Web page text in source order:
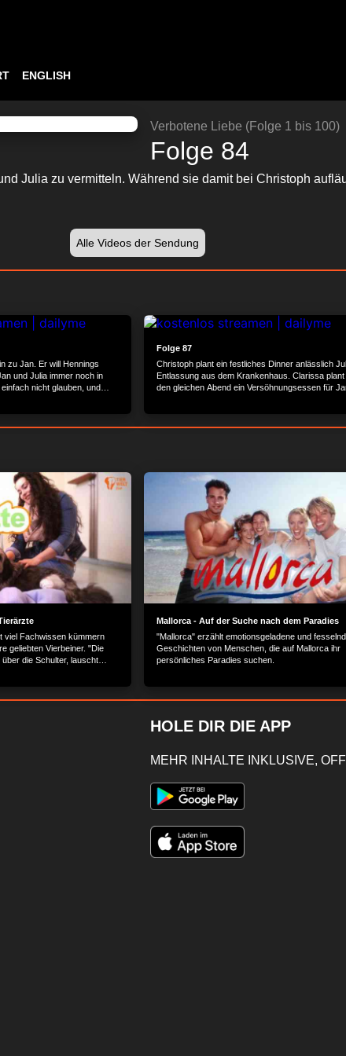
ENGLISH
ABSPIELEN 24:16
Verbotene Liebe (Folge 1 bis 100)
Folge 84
Julia zu vermitteln. Während sie damit bei Christoph
Alle Videos der Sendung
zu Jan. Er will Hennings
und Julia immer noch in
nicht glauben, und
Folge 87
Christoph plant ein festliches Dinner anlässlich
Entlassung aus dem Krankenhaus. Clarissa plant
den gleichen Abend ein Versöhnungsessen für
viel Fachwissen kümmern
geliebten Vierbeiner. "Die
die Schulter, lauscht
Mallorca - Auf der Suche nach dem Paradies
"Mallorca" erzählt emotionsgeladene und
Geschichten von Menschen, die auf Mallorca ihr
persönliches Paradies suchen.
HOLE DIR DIE APP
MEHR INHALTE INKLUSIVE,